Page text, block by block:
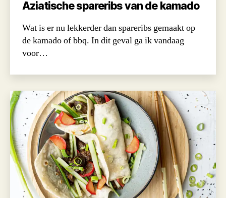
Aziatische spareribs van de kamado
Wat is er nu lekkerder dan spareribs gemaakt op
de kamado of bbq. In dit geval ga ik vandaag
voor…